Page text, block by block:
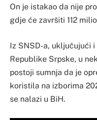
On je istakao da nije
gdje će završiti 112
Iz SNSD-a, uključujući
Republike Srpske, u
postoji sumnja da je
koristila na izborima
se nalazi u BiH.